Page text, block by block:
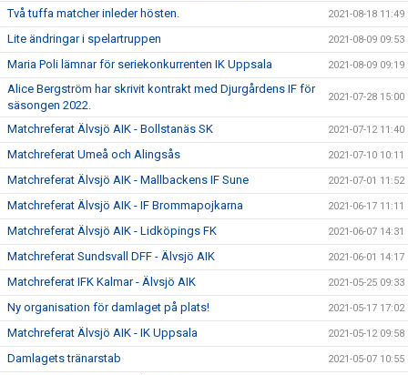
Två tuffa matcher inleder hösten. 2021-08-18 11:49
Lite ändringar i spelartruppen 2021-08-09 09:53
Maria Poli lämnar för seriekonkurrenten IK Uppsala 2021-08-09 09:19
Alice Bergström har skrivit kontrakt med Djurgårdens IF för
säsongen 2022.
2021-07-28 15:00
Matchreferat Älvsjö AIK - Bollstanäs SK 2021-07-12 11:40
Matchreferat Umeå och Alingsås 2021-07-10 10:11
Matchreferat Älvsjö AIK - Mallbackens IF Sune 2021-07-01 11:52
Matchreferat Älvsjö AIK - IF Brommapojkarna 2021-06-17 11:11
Matchreferat Älvsjö AIK - Lidköpings FK 2021-06-07 14:31
Matchreferat Sundsvall DFF - Älvsjö AIK 2021-06-01 14:17
Matchreferat IFK Kalmar - Älvsjö AIK 2021-05-25 09:33
Ny organisation för damlaget på plats! 2021-05-17 17:02
Matchreferat Älvsjö AIK - IK Uppsala 2021-05-12 09:58
Damlagets tränarstab 2021-05-07 10:55